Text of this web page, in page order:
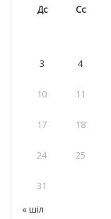
Дс Сс
3 4
10 11
17 18
24 25
31
« шіл